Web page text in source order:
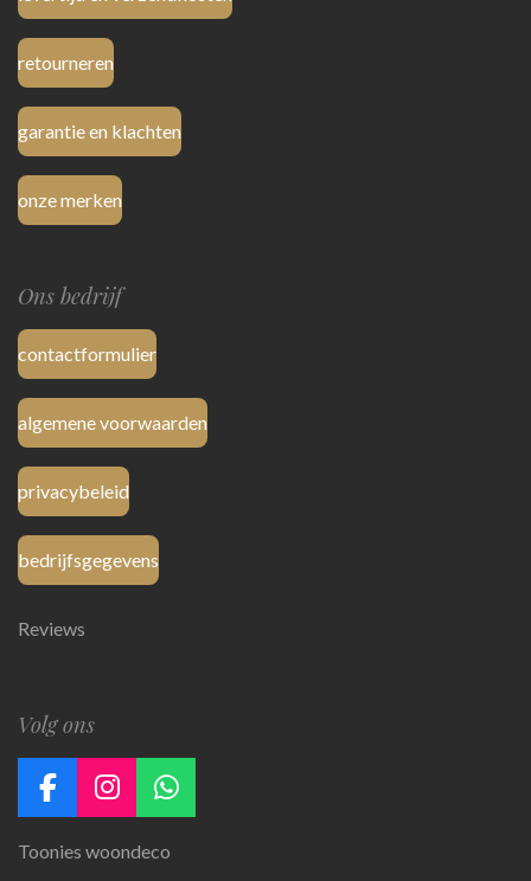
retourneren
garantie en klachten
onze merken
Ons bedrijf
contactformulier
algemene voorwaarden
privacybeleid
bedrijfsgegevens
Reviews
Volg ons
F
c
I
s
W
a
Toonies woondeco